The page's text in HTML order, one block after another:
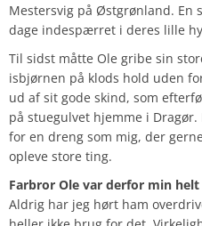
Mestersvig på Østgrønland. En
dage indespærret i deres lille
Til sidst måtte Ole gribe sin
isbjørnen på klods hold uden
ud af sit gode skind, som
på stuegulvet hjemme i
for en dreng som mig, der
opleve store ting.
Farbror Ole var derfor min helt
Aldrig har jeg hørt ham